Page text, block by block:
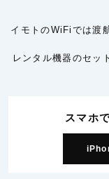
イモトのWiFiでは渡
レンタル機器のセッ
スマホ